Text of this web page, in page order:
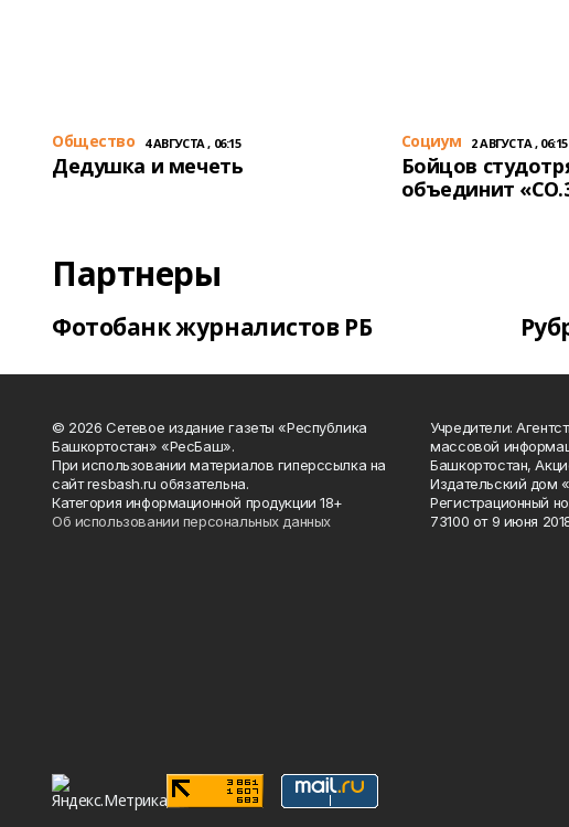
Общество 4 АВГУСТА , 06:15
Дедушка и мечеть
Cоциум 2 АВГУСТА , 06:15
Бойцов
объединит
Партнеры
Фотобанк журналистов РБ
© 2026 Сетевое издание газеты «Республика
Башкортостан» «РесБаш».
При использовании материалов гиперссылка на
сайт resbash.ru обязательна.
Категория информационной продукции 18+
Об использовании персональных данных
Учредители:
массовой
Башкортостан,
Издательский дом
Регистрационный
73100 от 9 июня